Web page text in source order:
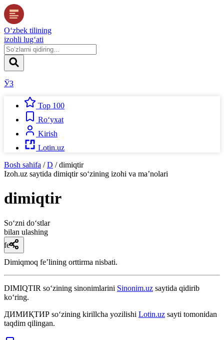
O‘zbek tilining
izohli lug‘ati
ЎЗ
Top 100
Ro‘yxat
Kirish
Lotin.uz
Bosh sahifa / D / dimiqtir
Izoh.uz saytida dimiqtirso‘zining izohi va ma’nolari
dimiqtir
So‘zni do‘stlar
bilan ulashing
fe’l
Dimiqmoq feʼlining orttirma nisbati.
DIMIQTIR so‘zining sinonimlarini Sinonim.uz saytida qidirib
ko‘ring.
ДИМИҚТИР so‘zining kirillcha yozilishi Lotin.uz sayti tomonidan
taqdim qilingan.